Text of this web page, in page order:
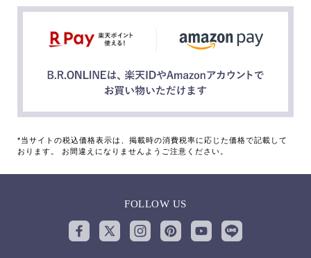
*当サイトの税込価格表示は、掲載時の消費税率に応じた価格で記載して
おります。 お間違えになりませんようご注意ください。
FOLLOW US